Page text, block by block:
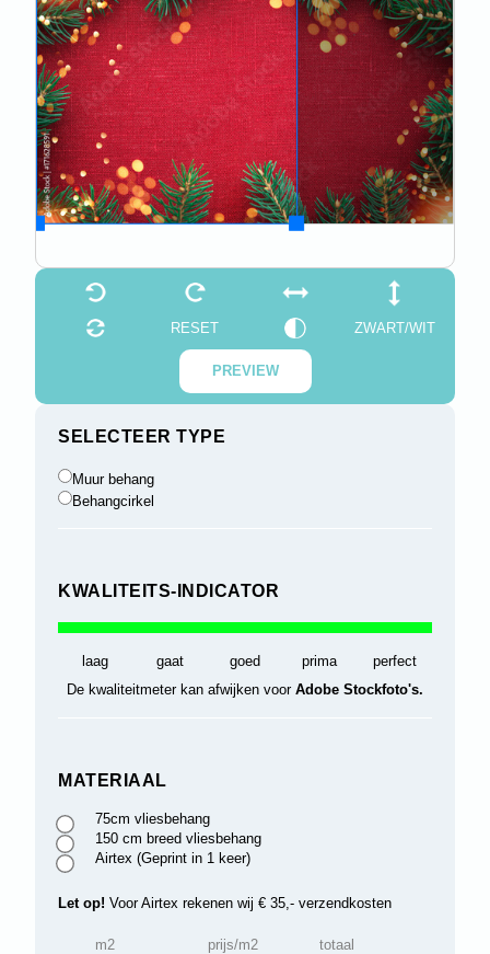
SELECTEER TYPE
Muur behang
Behangcirkel
KWALITEITS-INDICATOR
laag gaat goed prima
perfect
De kwaliteitmeter kan afwijken voor Adobe Stockfoto's.
MATERIAAL
75cm vliesbehang
150 cm breed vliesbehang
Airtex (Geprint in 1 keer)
Let op! Voor Airtex rekenen wij € 35,- verzendkosten
m2 prijs/m2 totaal
RESET ZWART/WIT
PREVIEW